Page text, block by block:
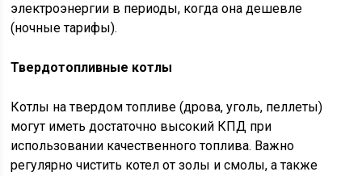
электроэнергии в периоды, когда она дешевле
(ночные тарифы).
Твердотопливные котлы
Котлы на твердом топливе (дрова, уголь, пеллеты)
могут иметь достаточно высокий КПД при
использовании качественного топлива. Важно
регулярно чистить котел от золы и смолы, а также